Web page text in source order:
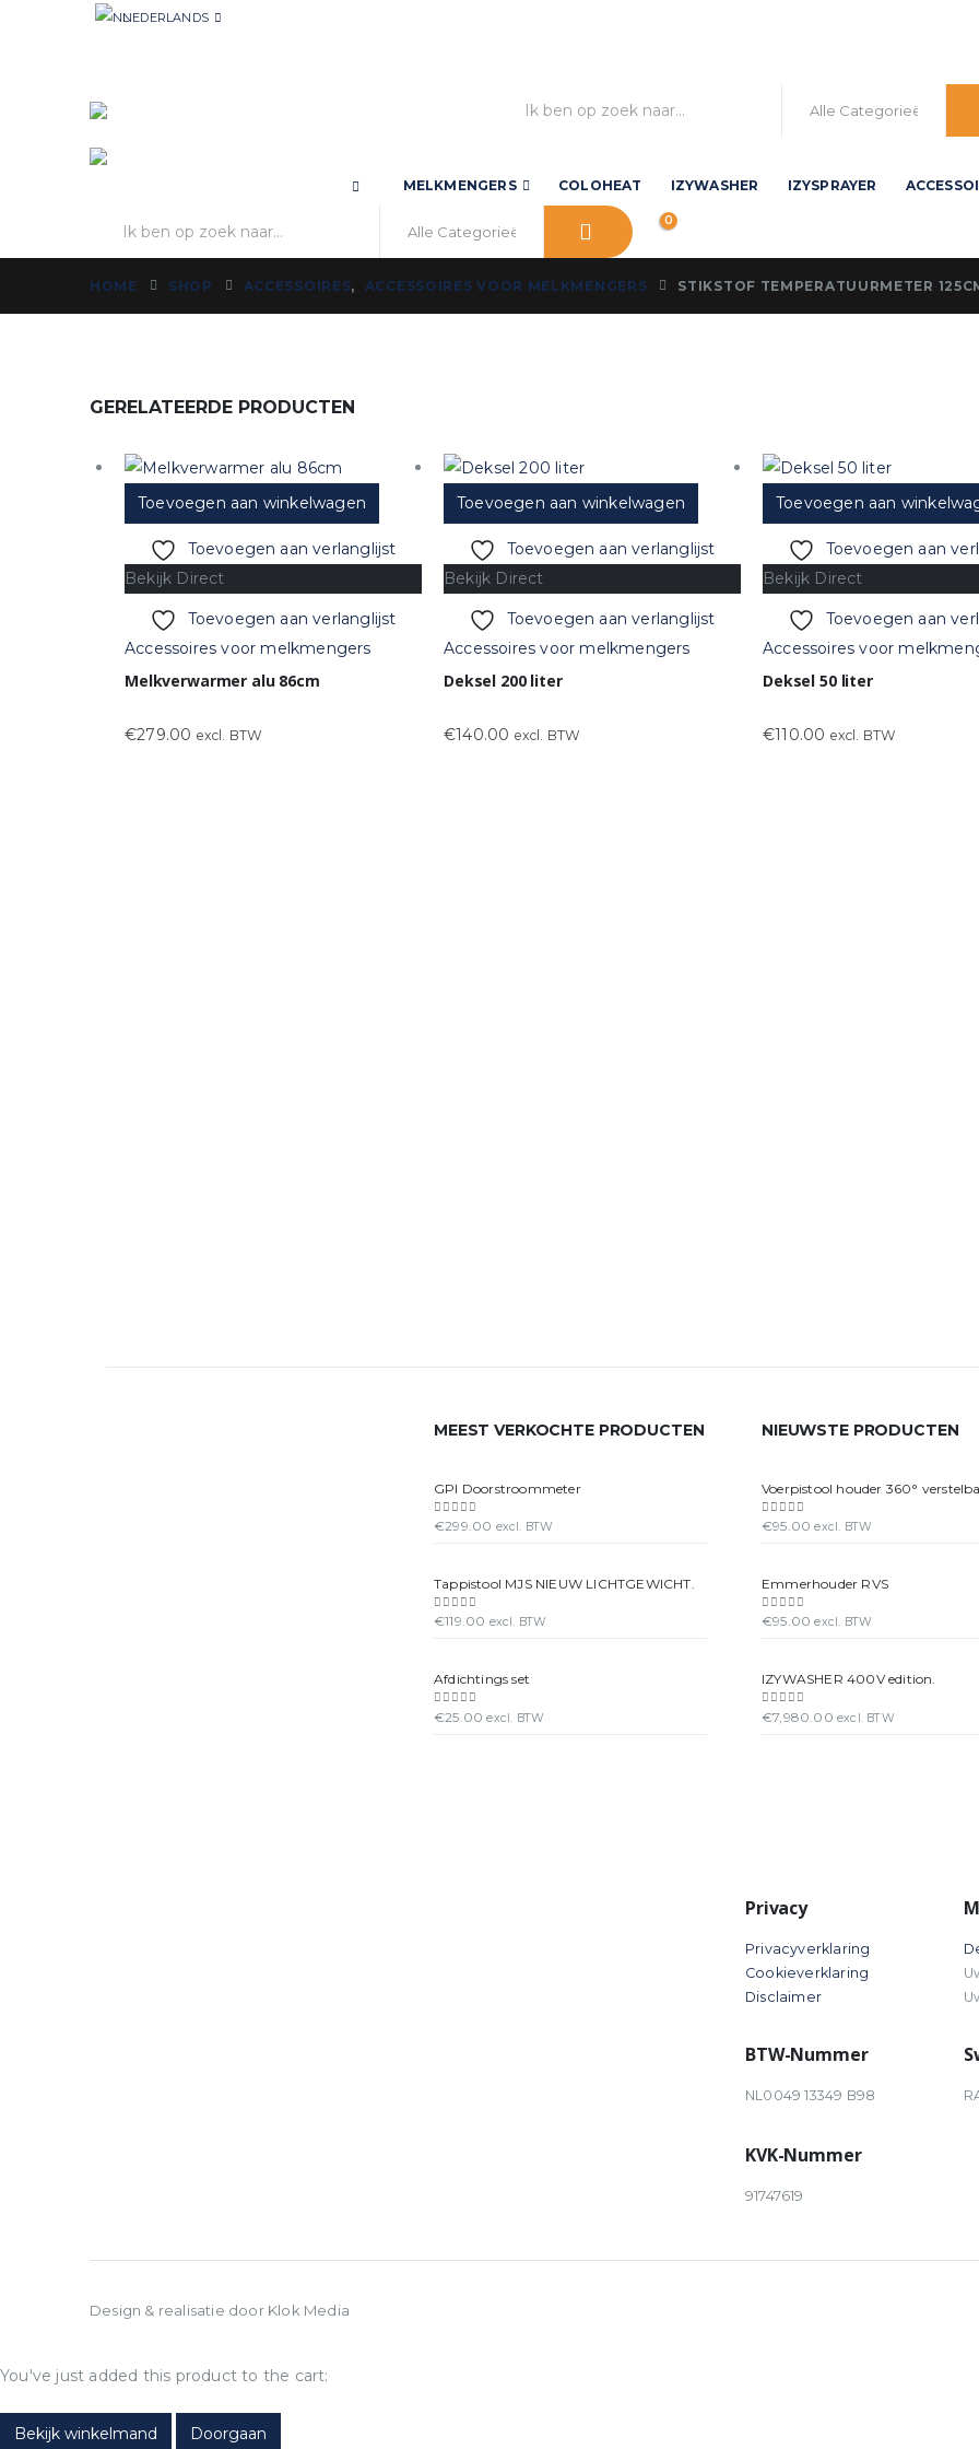
NEDERLANDS
MELKMENGERS COLOHEAT IZYWASHER IZYSPRAYER
0
HOME SHOP ACCESSOIRES, ACCESSOIRES VOOR MELKMENGERS STIKSTOF TEMPERATUURMETER
GERELATEERDE PRODUCTEN
Toevoegen aan winkelwagen
Toevoegen aan verlanglijst
Bekijk Direct
Toevoegen aan verlanglijst
Accessoires voor melkmengers
Melkverwarmer alu 86cm
€279.00 excl. BTW
Toevoegen aan winkelwagen
Toevoegen aan verlanglijst
Bekijk Direct
Toevoegen aan verlanglijst
Accessoires voor melkmengers
Deksel 200 liter
€140.00 excl. BTW
Toevoegen aan
Toevoegen aan
Bekijk Direct
Toevoegen aan
Accessoires voor
Deksel 50 liter
€110.00 excl. BTW
MEEST VERKOCHTE PRODUCTEN
GPI Doorstroommeter
0out of 5
€299.00 excl. BTW
Tappistool MJS NIEUW LICHTGEWICHT.
0out of 5
€119.00 excl. BTW
Afdichtings set
0out of 5
€25.00 excl. BTW
NIEUWSTE PRODUCTEN
Voerpistool houder 360°
0out of 5
€95.00 excl. BTW
Emmerhouder RVS
0out of 5
€95.00 excl. BTW
IZYWASHER 400V edition.
0out of 5
€7,980.00 excl. BTW
Privacy
Privacyverklaring
Cookieverklaring
Disclaimer
BTW-Nummer
NL0049 13349 B98
KVK-Nummer
91747619
Design & realisatie door Klok Media
You've just added this product to the cart:
Bekijk winkelmand Doorgaan